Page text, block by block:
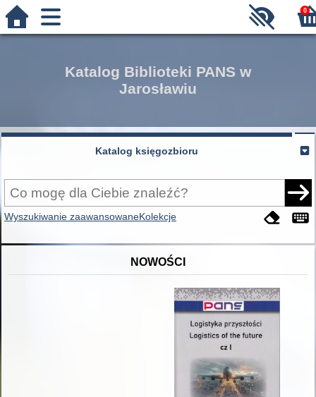
0
Katalog Biblioteki PANS w
Jarosławiu
Katalog księgozbioru
Wyszukiwanie zaawansowaneKolekcje
NOWOŚCI